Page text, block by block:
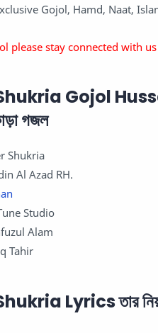
Gojol, Hamd, Naat,
please stay connected with
Gojol
গজল
Shukria
Al Azad RH.
Studio
Alam
Tahir
Lyrics তার